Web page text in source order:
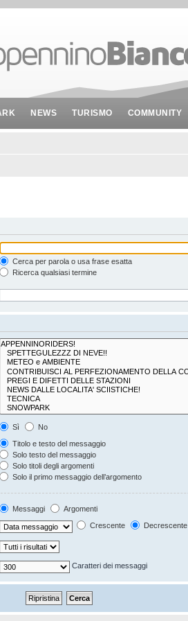
NEWS TURISMO COMMUNITY
Cerca per parola o usa frase esatta
Ricerca qualsiasi termine
Sì
No
Titolo e testo del messaggio
Solo testo del messaggio
Solo titoli degli argomenti
Solo il primo messaggio dell’argomento
Messaggi
Argomenti
Crescente Decrescente
Caratteri dei messaggi